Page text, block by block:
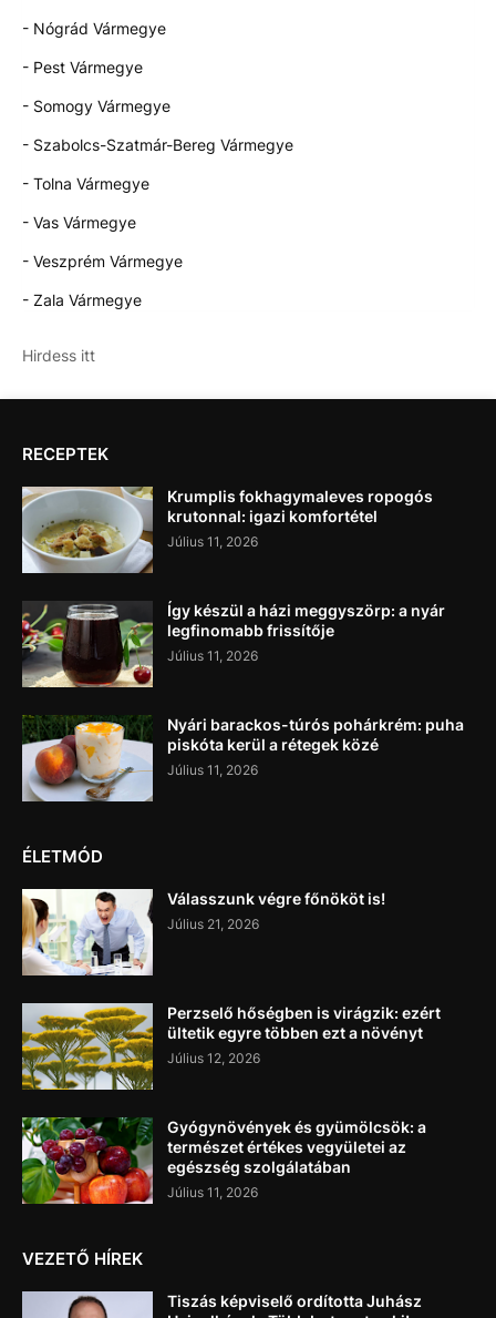
- Nógrád Vármegye
- Pest Vármegye
- Somogy Vármegye
- Szabolcs-Szatmár-Bereg Vármegye
- Tolna Vármegye
- Vas Vármegye
- Veszprém Vármegye
- Zala Vármegye
Hirdess itt
RECEPTEK
Krumplis fokhagymaleves ropogós
krutonnal: igazi komfortétel
Július 11, 2026
Így készül a házi meggyszörp: a nyár
legfinomabb frissítője
Július 11, 2026
Nyári barackos-túrós pohárkrém: puha
piskóta kerül a rétegek közé
Július 11, 2026
ÉLETMÓD
Válasszunk végre főnököt is!
Július 21, 2026
Perzselő hőségben is virágzik: ezért
ültetik egyre többen ezt a növényt
Július 12, 2026
Gyógynövények és gyümölcsök: a
természet értékes vegyületei az
egészség szolgálatában
Július 11, 2026
VEZETŐ HÍREK
Tiszás képviselő ordította Juhász